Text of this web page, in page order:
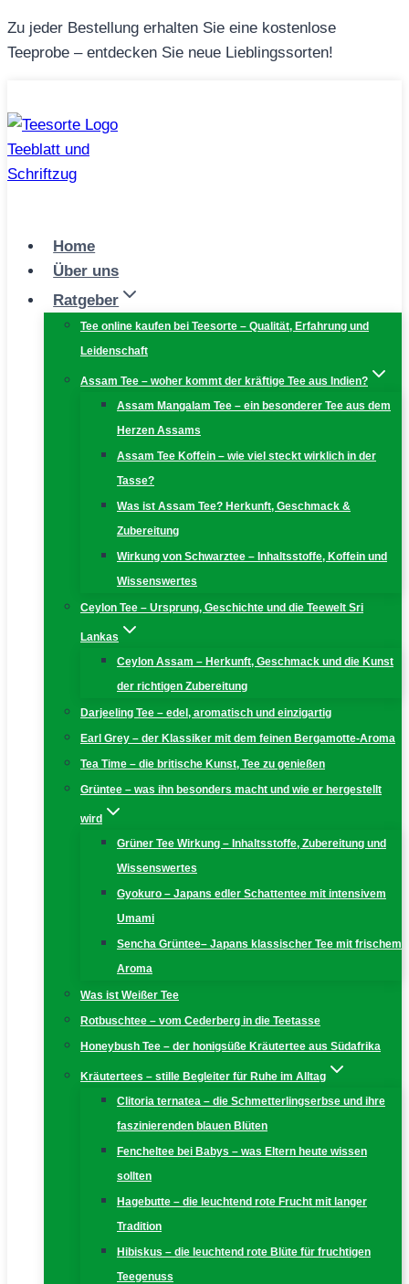
Zum
Inhalt
Zu jeder Bestellung erhalten Sie eine kostenlose
Teeprobe – entdecken Sie neue Lieblingssorten!
Home
Über uns
Ratgeber
Tee online kaufen bei Teesorte – Qualität, Erfahrung und
Leidenschaft
Assam Tee – woher kommt der kräftige Tee aus Indien?
Assam Mangalam Tee – ein besonderer Tee aus dem
Herzen Assams
Assam Tee Koffein – wie viel steckt wirklich in der
Tasse?
Was ist Assam Tee? Herkunft, Geschmack &
Zubereitung
Wirkung von Schwarztee – Inhaltsstoffe, Koffein und
Wissenswertes
Ceylon Tee – Ursprung, Geschichte und die Teewelt Sri
Lankas
Ceylon Assam – Herkunft, Geschmack und die Kunst
der richtigen Zubereitung
Darjeeling Tee – edel, aromatisch und einzigartig
Earl Grey – der Klassiker mit dem feinen Bergamotte-Aroma
Tea Time – die britische Kunst, Tee zu genießen
Grüntee – was ihn besonders macht und wie er hergestellt
wird
Grüner Tee Wirkung – Inhaltsstoffe, Zubereitung und
Wissenswertes
Gyokuro – Japans edler Schattentee mit intensivem
Umami
Sencha Grüntee– Japans klassischer Tee mit frischem
Aroma
Was ist Weißer Tee
Rotbuschtee – vom Cederberg in die Teetasse
Honeybush Tee – der honigsüße Kräutertee aus Südafrika
Kräutertees – stille Begleiter für Ruhe im Alltag
Clitoria ternatea – die Schmetterlingserbse und ihre
faszinierenden blauen Blüten
Fencheltee bei Babys – was Eltern heute wissen
sollten
Hagebutte – die leuchtend rote Frucht mit langer
Tradition
Hibiskus – die leuchtend rote Blüte für fruchtigen
Teegenuss